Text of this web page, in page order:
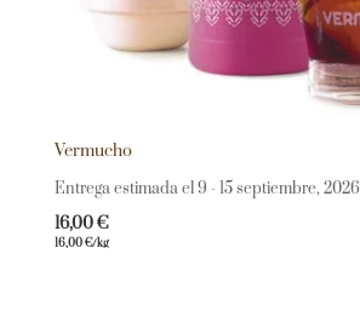
Vermucho
Entrega estimada el 9 - 15 septiembre, 2026
16,00€
16,00€/kg